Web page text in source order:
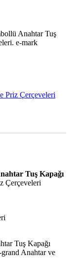
Anahtar Tuş
e-mark
Priz Çerçeveleri
Tuş Kapağı
Çerçeveleri
Tuş Kapağı
Anahtar ve